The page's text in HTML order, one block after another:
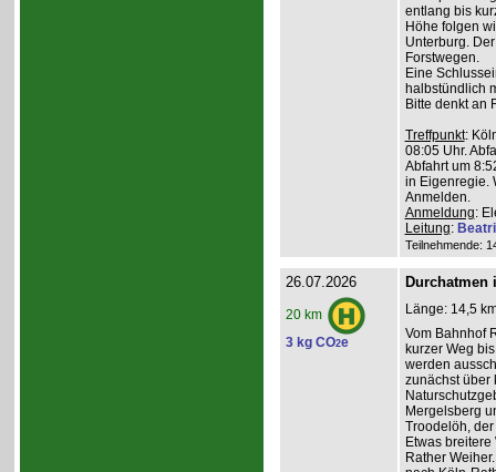
entlang bis
Höhe folgen
Unterburg.
Forstwegen.
Eine
halbstündlich
Bitte denkt an
Treffpunkt:
08:05 Uhr.
Abfahrt um
in Eigenregie.
Anmelden.
Anmeldung:
Leitung:
Teilnehmende:
26.07.2026
20 km
3 kg CO2e
Durchatmen
Länge: 14,5
Vom Bahnhof
kurzer Weg
werden
zunächst über
Mergelsberg
Troodelöh,
Etwas
Rather